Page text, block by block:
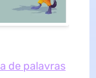
de palavras